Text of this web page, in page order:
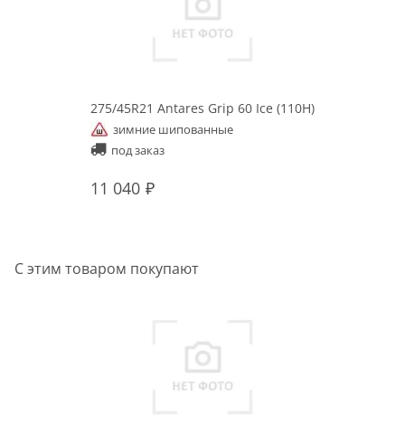
275/45R21 Antares Grip 60 Ice (110H)
зимние шипованные
под заказ
11 040
С этим товаром покупают